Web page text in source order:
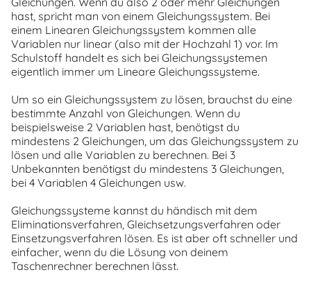
hast, spricht man von einem Gleichungssystem. Bei
einem Linearen Gleichungssystem kommen alle
Variablen nur linear (also mit der Hochzahl 1) vor. Im
Schulstoff handelt es sich bei Gleichungssystemen
eigentlich immer um Lineare Gleichungssysteme.
Um so ein Gleichungssystem zu lösen, brauchst du eine
bestimmte Anzahl von Gleichungen. Wenn du
beispielsweise 2 Variablen hast, benötigst du
mindestens 2 Gleichungen, um das Gleichungssystem zu
lösen und alle Variablen zu berechnen. Bei 3
Unbekannten benötigst du mindestens 3 Gleichungen,
bei 4 Variablen 4 Gleichungen usw.
Gleichungssysteme kannst du händisch mit dem
Eliminationsverfahren, Gleichsetzungsverfahren oder
Einsetzungsverfahren lösen. Es ist aber oft schneller und
einfacher, wenn du die Lösung von deinem
Taschenrechner berechnen lässt.